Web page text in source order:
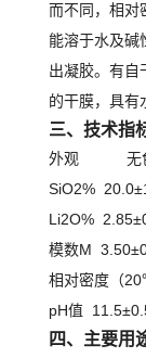
而不同，相
能溶于水及碱
出凝胶。有自
的干膜，具有
三、技术指
外观 无色
SiO2%
Li2O%
模数M
相对密度（
pH值
四、主要用